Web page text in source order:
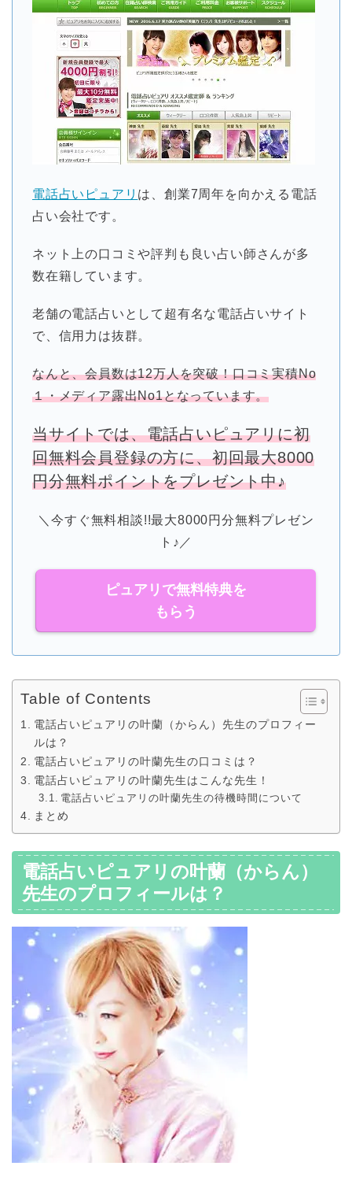
電話占いピュアリ は、創業7周年を向かえる電話
占い会社です。
ネット上の口コミや評判も良い占い師さんが多
数在籍しています。
老舗の電話占いとして超有名な電話占いサイト
で、信用力は抜群。
なんと、会員数は12万人を突破！口コミ実積No
１・メディア露出No1となっています。
当サイトでは、電話占いピュアリに初
回無料会員登録の方に、初回最大8000
円分無料ポイントをプレゼント中♪
＼今すぐ無料相談!!最大8000円分無料プレゼン
ト♪／
ピュアリで無料特典を
もらう
Table of Contents
電話占いピュアリの叶蘭（からん）先生のプロフィー
ルは？
電話占いピュアリの叶蘭先生の口コミは？
電話占いピュアリの叶蘭先生はこんな先生！
電話占いピュアリの叶蘭先生の待機時間について
まとめ
電話占いピュアリの叶蘭（からん）
先生のプロフィールは？